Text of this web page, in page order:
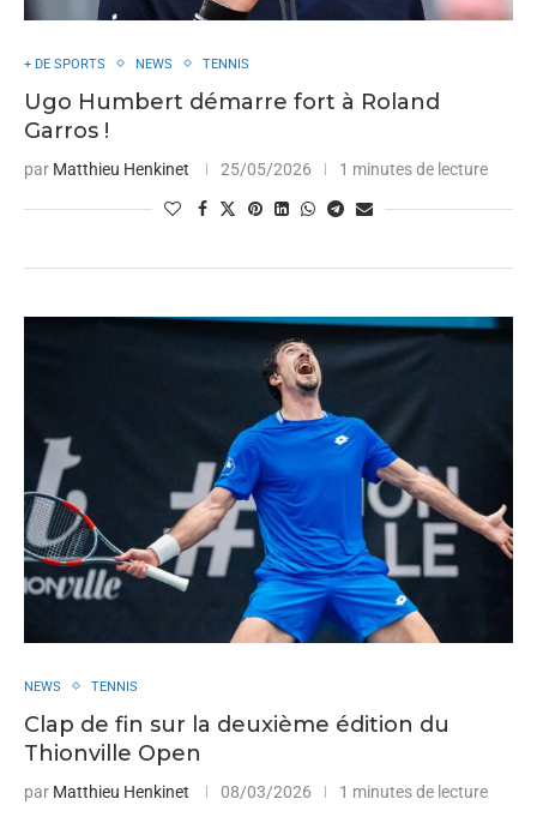
+ DE SPORTS NEWS TENNIS
Ugo Humbert démarre fort à Roland
Garros !
par Matthieu Henkinet 25/05/2026 1 minutes de lecture
NEWS TENNIS
Clap de fin sur la deuxième édition du
Thionville Open
par Matthieu Henkinet 08/03/2026 1 minutes de lecture